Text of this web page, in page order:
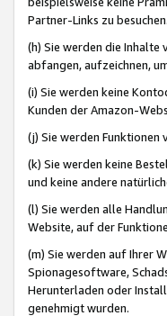
Partner-Links zu besuchen.
(h) Sie werden die Inhalte
abfangen, aufzeichnen,
(i) Sie werden keine
Kunden der Amazon-
(j) Sie werden
(k) Sie werden keine
und keine andere
(l) Sie werden alle
Website, auf der
(m) Sie werden auf Ihrer
Spionagesoftware,
Herunterladen oder
genehmigt wurden.